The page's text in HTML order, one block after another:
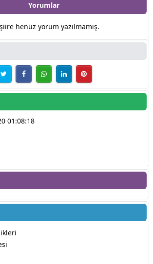
Yorumlar
henüz yorum yazılmamış.
01:08:18